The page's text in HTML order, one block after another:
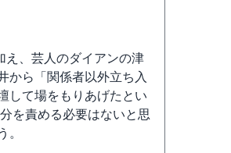
え、芸人のダイアンの津
から「関係者以外立ち入
して場をもりあげたとい
を責める必要はないと思
。